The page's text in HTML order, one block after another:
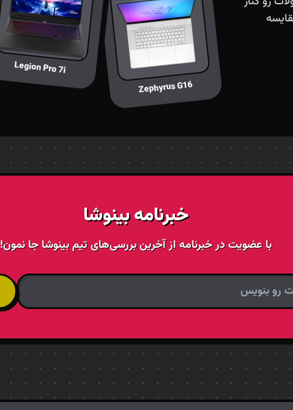
Zephyrus G16
Legion Pro 7i
خبرنامه بینوشا
با عضویت در خبرنامه از آخرین بررسی‌های تیم بینوشا جا نمون!